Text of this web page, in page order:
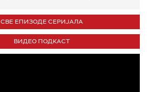
СВЕ ЕПИЗОДЕ СЕРИЈАЛА
ВИДЕО ПОДКАСТ